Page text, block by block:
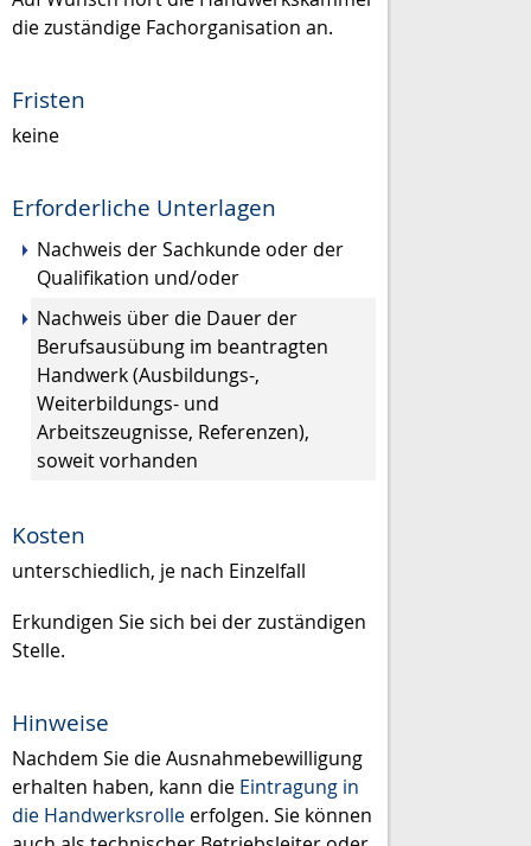
die zuständige Fachorganisation an.
Fristen
keine
Erforderliche Unterlagen
Nachweis der Sachkunde oder der
Qualifikation und/oder
Nachweis über die Dauer der
Berufsausübung im beantragten
Handwerk (Ausbildungs-,
Weiterbildungs- und
Arbeitszeugnisse, Referenzen),
soweit vorhanden
Kosten
unterschiedlich, je nach Einzelfall
Erkundigen Sie sich bei der zuständigen
Stelle.
Hinweise
Nachdem Sie die Ausnahmebewilligung
erhalten haben, kann die Eintragung in
die Handwerksrolle erfolgen. Sie können